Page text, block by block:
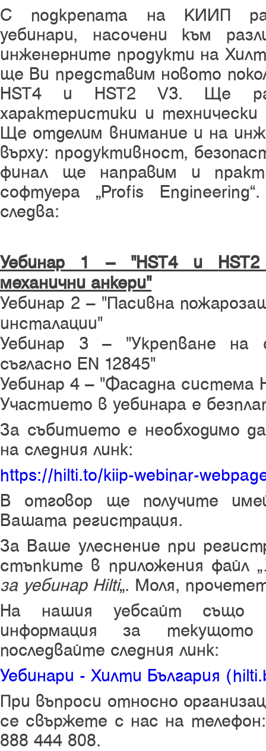
С подкрепата на КИИП
уебинари, насочени към
инженерните продукти на
ще Ви представим новото
HST4 и HST2 V3. Ще
характеристики и
Ще отделим внимание и на
върху: продуктивност,
финал ще направим и
софтуера „Profis
следва:
Уебинар 1 – "HST4 и
механични анкери"
Уебинар 2 – "Пасивна
инсталации"
Уебинар 3 – "Укрепване на
съгласно EN 12845"
Уебинар 4 – "Фасадна система
Участието в уебинара е
За събитието е необходимо
на следния линк:
https://hilti.to/kiip-webinar-
В отговор ще получите
Вашата регистрация.
За Ваше улеснение при
стъпките в приложения файл „
за уебинар Hilti“. Моля,
На нашия уебсайт също
информация за
последвайте следния линк:
Уебинари - Хилти България
При въпроси относно
се свържете с нас на
888 444 808.